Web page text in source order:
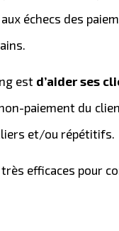
échecs des
est d’aider ses
paiement du
et/ou répétitifs.
efficaces pour